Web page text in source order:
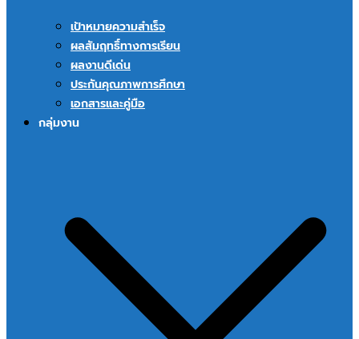
เป้าหมายความสำเร็จ
ผลสัมฤทธิ์ทางการเรียน
ผลงานดีเด่น
ประกันคุณภาพการศึกษา
เอกสารและคู่มือ
กลุ่มงาน